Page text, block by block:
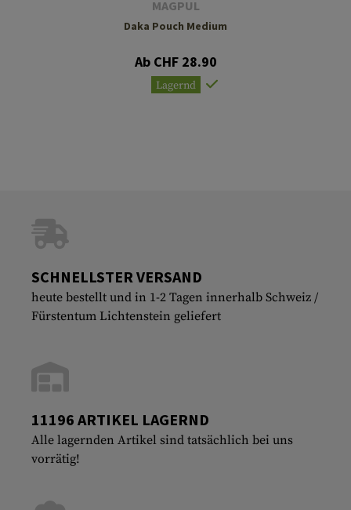
MAGPUL
Daka Pouch Medium
Ab CHF 28.90
Lagernd
SCHNELLSTER VERSAND
heute bestellt und in 1-2 Tagen innerhalb Schweiz /
Fürstentum Lichtenstein geliefert
11196 ARTIKEL LAGERND
Alle lagernden Artikel sind tatsächlich bei uns
vorrätig!